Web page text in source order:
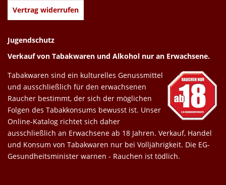
Vertrag widerrufen
Jugendschutz
Verkauf von Tabakwaren und Alkohol nur an Erwachsene.
Tabakwaren sind ein kulturelles Genussmittel
und ausschließlich für den erwachsenen
Raucher bestimmt, der sich der möglichen
Folgen des Tabakkonsums bewusst ist. Unser
Online-Katalog richtet sich daher
ausschließlich an Erwachsene ab 18 Jahren. Verkauf, Handel
und Konsum von Tabakwaren nur bei Volljährigkeit. Die EG-
Gesundheitsminister warnen - Rauchen ist tödlich.